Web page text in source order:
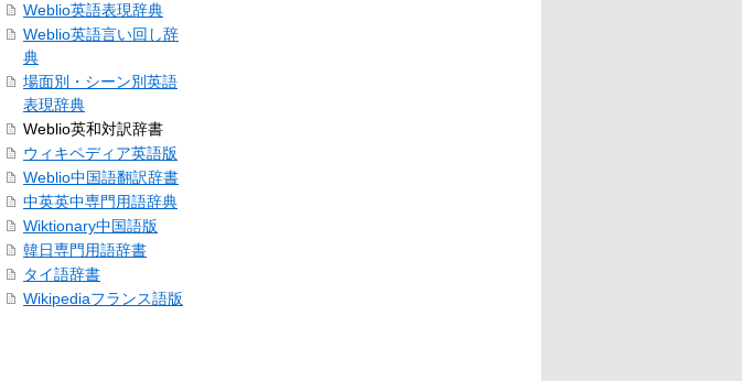
Weblio英語表現辞典
Weblio英語言い回し辞
典
場面別・シーン別英語
表現辞典
Weblio英和対訳辞書
ウィキペディア英語版
Weblio中国語翻訳辞書
中英英中専門用語辞典
Wiktionary中国語版
韓日専門用語辞書
タイ語辞書
Wikipediaフランス語版